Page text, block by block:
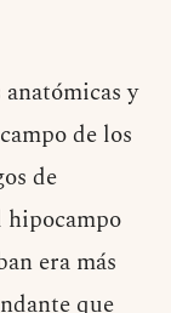
y
de los
de
hipocampo
era más
que